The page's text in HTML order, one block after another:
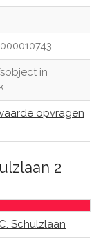
in
opvragen
2
C. Schulzlaan